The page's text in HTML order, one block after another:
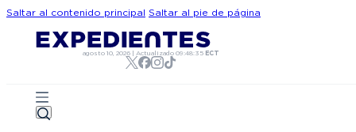
Saltar al contenido principal Saltar al pie de página
agosto 10, 2026 |Actualizado09:48:35 ECT